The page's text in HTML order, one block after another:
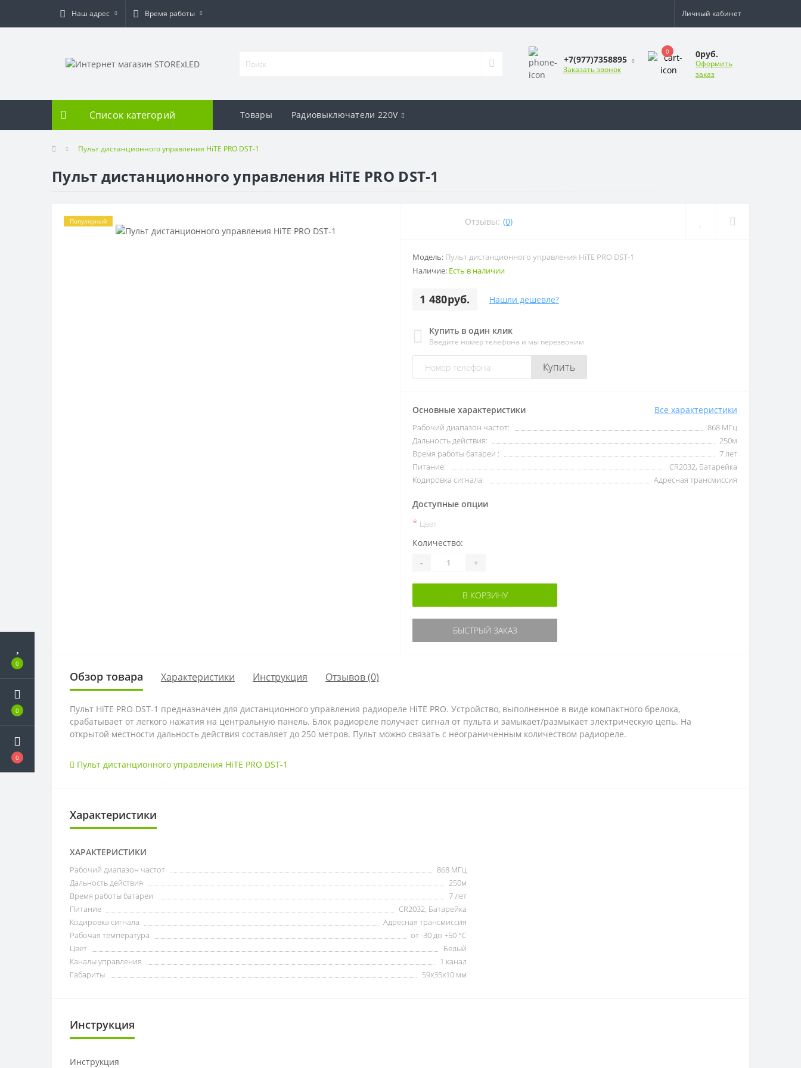
0
0
0
Наш адрес Время работы Личный кабинет
+7(977)7358895
Заказать звонок
0 0руб.
Оформить
заказ
Список категорий Товары Радиовыключатели 220V
Пульт дистанционного управления HiTE PRO DST-1
Пульт дистанционного управления HiTE PRO DST-1
Популярный Отзывы: (0)
Модель: Пульт дистанционного управления HiTE PRO DST-1
Наличие: Есть в наличии
1 480руб. Нашли дешевле?
Купить в один клик
Введите номер телефона и мы перезвоним
Купить
Основные характеристики Все характеристики
Рабочий диапазон частот:
868 МГц
Дальность действия:
250м
Время работы батареи :
7 лет
Питание:
CR2032, Батарейка
Кодировка сигнала:
Адресная трансмиссия
Доступные опции
* Цвет
Количество:
- +
В КОРЗИНУ
БЫСТРЫЙ ЗАКАЗ
Обзор товара Характеристики Инструкция Отзывов (0)
Пульт HiTE PRO DST-1 предназначен для дистанционного управления радиореле HiTE PRO. Устройство, выполненное в виде компактного брелока,
срабатывает от легкого нажатия на центральную панель. Блок радиореле получает сигнал от пульта и замыкает/размыкает электрическую цепь. На
открытой местности дальность действия составляет до 250 метров. Пульт можно связать с неограниченным количеством радиореле.
Пульт дистанционного управления HiTE PRO DST-1
Характеристики
ХАРАКТЕРИСТИКИ
Рабочий диапазон частот
868 МГц
Дальность действия
250м
Время работы батареи
7 лет
Питание
CR2032, Батарейка
Кодировка сигнала
Адресная трансмиссия
Рабочая температура
от -30 до +50 °С
Цвет
Белый
Каналы управления
1 канал
Габариты
59x35x10 мм
Инструкция
Инструкция